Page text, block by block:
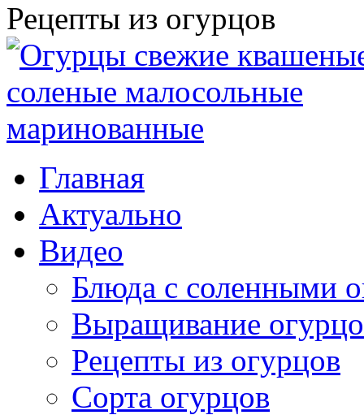
Рецепты из огурцов
Главная
Актуально
Видео
Блюда с соленными
Выращивание
Рецепты из огурцов
Сорта огурцов